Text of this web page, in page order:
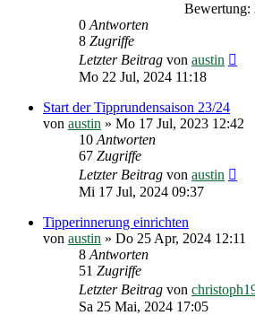
Bewertung:
0Antworten
8 Zugriffe
Letzter Beitrag von austin
Mo 22 Jul, 2024 11:18
Start der Tipprundensaison 23/24
von austin » Mo 17 Jul, 2023 12:42
10Antworten
67 Zugriffe
Letzter Beitrag von austin
Mi 17 Jul, 2024 09:37
Tipperinnerung einrichten
von austin » Do 25 Apr, 2024 12:11
8Antworten
51 Zugriffe
Letzter Beitrag von
Sa 25 Mai, 2024 17:05